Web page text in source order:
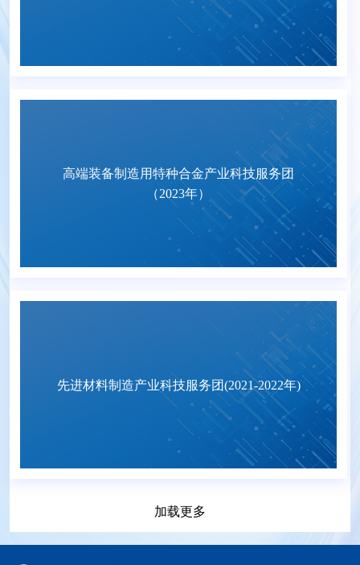
高端装备制造用特种合金产业科技服务团
（2023年）
先进材料制造产业科技服务团(2021-2022年)
加载更多